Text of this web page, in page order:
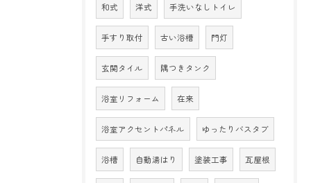
和式 洋式 手洗いなしトイレ
手すり取付 古い浴槽 門灯
玄関タイル 隅つきタンク
浴室リフォーム 在来
浴室アクセントパネル ゆったりバスタブ
浴槽 自動湯はり 塗装工事 瓦屋根